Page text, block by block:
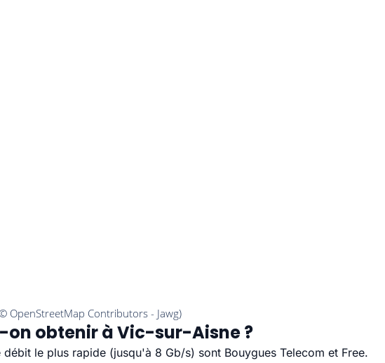
on obtenir à Vic-sur-Aisne ?
le plus rapide (jusqu'à 8 Gb/s) sont Bouygues Telecom et Free.